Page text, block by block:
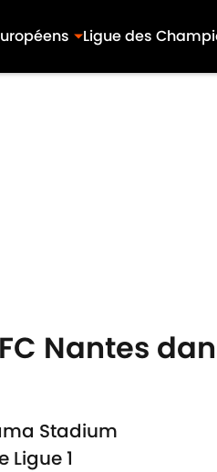
Ligue des
Nantes
Stadium
Ligue 1